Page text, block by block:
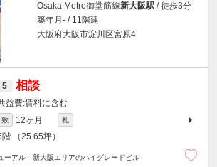
Osaka Metro御堂筋線新大阪駅 / 徒歩3分
築年月- / 11階建
大阪府大阪市淀川区宮原4
5 相談
賃料に含む
敷 12ヶ月 礼
階 （25.65坪）
ーアル 新大阪エリアのハイグレードビル